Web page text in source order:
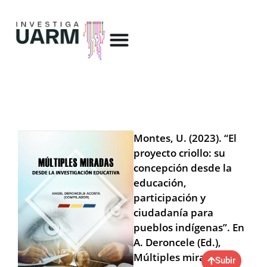
Montes, U. (2023). “El
proyecto criollo: su
concepción desde la
educación,
participación y
ciudadanía para
pueblos indígenas”. En
A. Deroncele (Ed.),
Múltiples miradasSubir